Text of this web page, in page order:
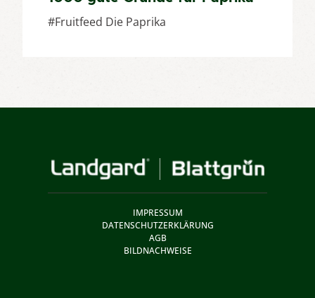
#Fruitfeed Die Paprika
IMPRESSUM
DATENSCHUTZERKLÄRUNG
AGB
BILDNACHWEISE